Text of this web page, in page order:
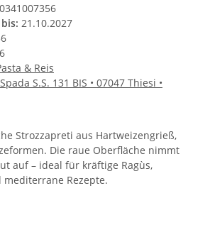
21.10.2027
& Reis
S.S. 131 BIS • 07047 Thiesi •
Strozzapreti aus Hartweizengrieß,
Die raue Oberfläche nimmt
auf – ideal für kräftige Ragùs,
Rezepte.